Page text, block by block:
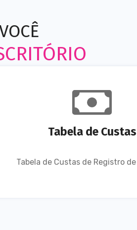
Tabela de Custas
Tabela de Custas de Registro